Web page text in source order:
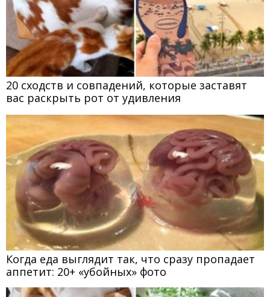
20 сходств и совпадений, которые заставят
вас раскрыть рот от удивления
Когда еда выглядит так, что сразу пропадает
аппетит: 20+ «убойных» фото